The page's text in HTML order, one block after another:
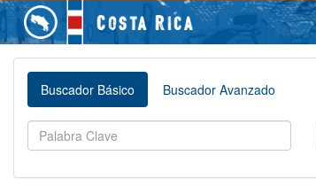
Buscador Básico Buscador Avanzado